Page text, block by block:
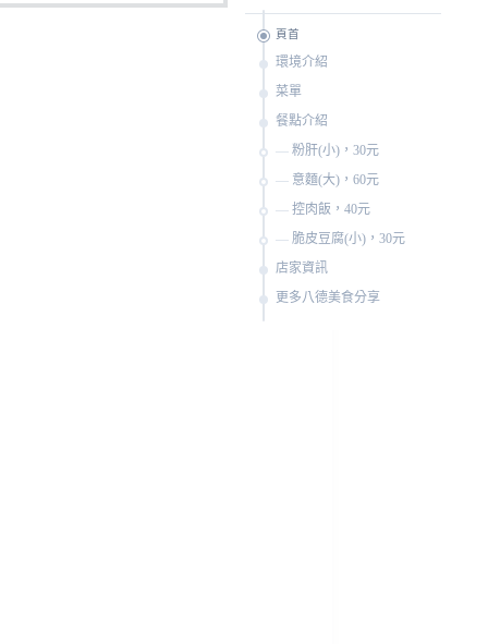
頁首
環境介紹
菜單
餐點介紹
粉肝(小)，30元
意麵(大)，60元
控肉飯，40元
脆皮豆腐(小)，30元
店家資訊
更多八德美食分享